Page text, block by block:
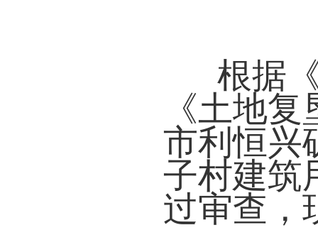
根据
《土地
市利恒兴
子村建筑
过审查，